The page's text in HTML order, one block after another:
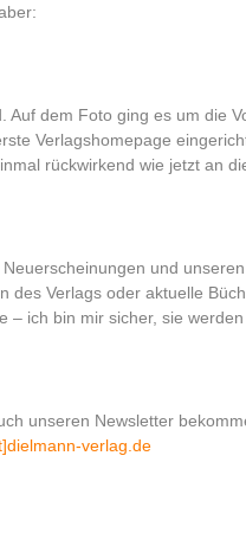
Auf dem Foto ging es um die
Verlagshomepage
rückwirkend wie jetzt an
und unseren
des Verlags oder aktuelle
– ich bin mir sicher, sie
unseren Newsletter
verlag.de